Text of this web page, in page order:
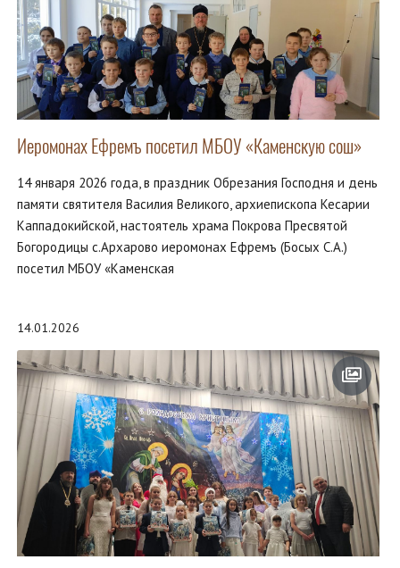
Иеромонах Ефремъ посетил МБОУ «Каменскую сош»
14 января 2026 года, в праздник Обрезания Господня и день
памяти святителя Василия Великого, архиепископа Кесарии
Каппадокийской, настоятель храма Покрова Пресвятой
Богородицы с.Архарово иеромонах Ефремъ (Босых С.А.)
посетил МБОУ «Каменская
14.01.2026